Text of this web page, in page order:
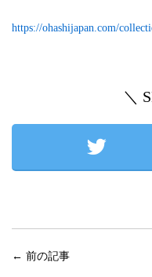
https://ohashijapan.com/
＼
← 前の記事